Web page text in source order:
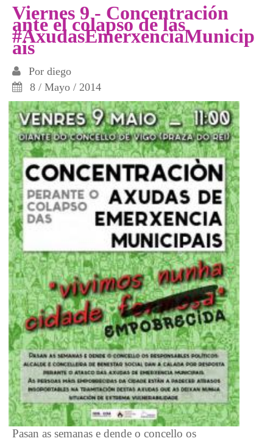
#AxudasEmerxenciaMunicipais
Viernes 9 - Concentración
ante el colapso de las
#AxudasEmerxenciaMunicip
ais
Por diego
8 / Mayo / 2014
Pasan as semanas e dende o concello os